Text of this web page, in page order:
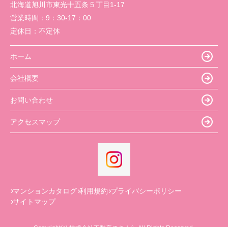
北海道旭川市東光十五条５丁目1-17
営業時間： 9：30-17：00
定休日： 不定休
ホーム
会社概要
お問い合わせ
アクセスマップ
マンションカタログ 利用規約 プライバシーポリシー
サイトマップ